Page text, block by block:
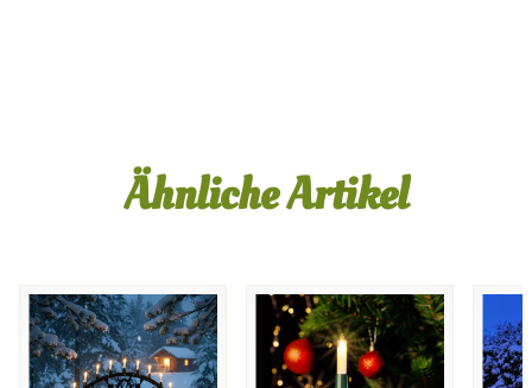
Ähnliche Artikel